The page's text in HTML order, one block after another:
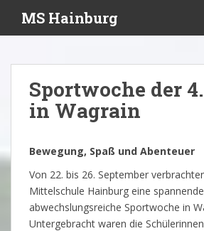
i
n
MS Hainburg
Sportwoche der
in Wagrain
Bewegung, Spaß und Abenteuer
Von 22. bis 26. September
Mittelschule Hainburg eine
abwechslungsreiche Sportwoche in
Untergebracht waren die